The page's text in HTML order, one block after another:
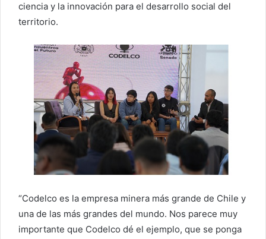
ciencia y la innovación para el desarrollo social del
territorio.
“Codelco es la empresa minera más grande de Chile y
una de las más grandes del mundo. Nos parece muy
importante que Codelco dé el ejemplo, que se ponga